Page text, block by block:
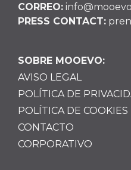
CORREO:
PRESS CONTACT:
SOBRE MOOEVO:
AVISO LEGAL
POLÍTICA DE
POLÍTICA DE COOKIES
CONTACTO
CORPORATIVO